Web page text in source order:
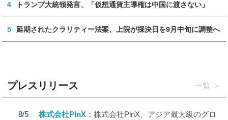
4 トランプ大統領発言、「仮想通貨主導権は中国に渡さない」
5 延期されたクラリティー法案、上院が採決日を9月中旬に調整へ
プレスリリース 一覧
8/5
株式会社PlnX
株式会社PlnX、アジア最大級のグロ